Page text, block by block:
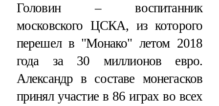
Головин – воспитанник
московского ЦСКА, из которого
перешел в "Монако" летом 2018
года за 30 миллионов евро.
Александр в составе монегасков
принял участие в 86 играх во всех